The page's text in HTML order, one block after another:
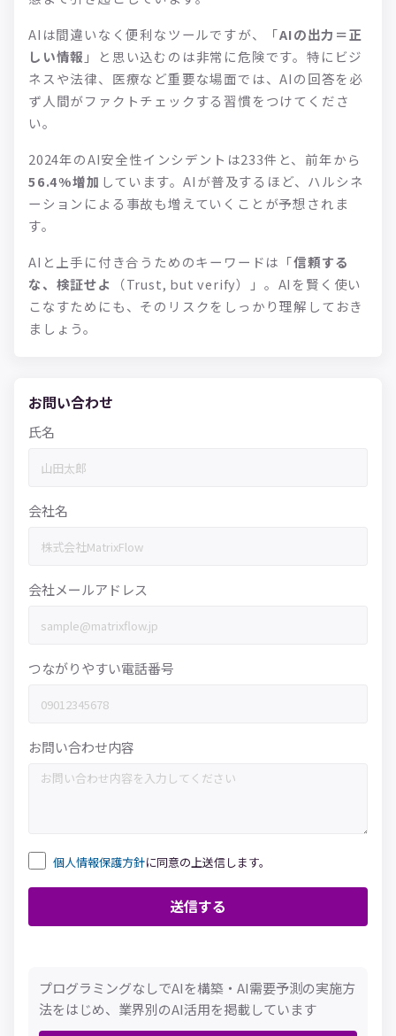
AIは間違いなく便利なツールですが、「AIの出力＝正
しい情報 」と思い込むのは非常に危険です。特にビジ
ネスや法律、医療など重要な場面では、AIの回答を必
ず人間がファクトチェックする習慣をつけてくださ
い。
2024年のAI安全性インシデントは233件と、前年から
56.4%増加 しています。AIが普及するほど、ハルシネ
ーションによる事故も増えていくことが予想されま
す。
AIと上手に付き合うためのキーワードは「信頼する
な、検証せよ
（Trust, but verify）」。AIを賢く使い
こなすためにも、そのリスクをしっかり理解しておき
ましょう。
お問い合わせ
氏名
会社名
会社メールアドレス
つながりやすい電話番号
お問い合わせ内容
個人情報保護方針に同意の上送信します。
プログラミングなしでAIを構築・AI需要予測の実施方
法をはじめ、業界別のAI活用を掲載しています